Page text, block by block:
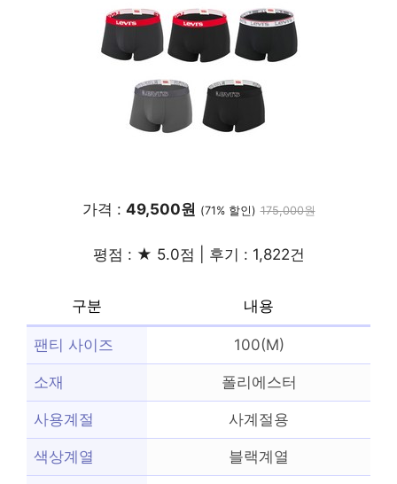
가격 : 49,500원 (71% 할인) 175,000원
평점 : ★ 5.0점 | 후기 : 1,822건
구분 내용
팬티 사이즈 100(M)
소재 폴리에스터
사용계절 사계절용
색상계열 블랙계열